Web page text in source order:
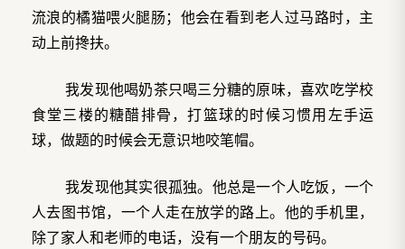
流浪的橘猫喂火腿肠；他会在看到老人过马路时，主
动上前搀扶。
我发现他喝奶茶只喝三分糖的原味，喜欢吃学校
食堂三楼的糖醋排骨，打篮球的时候习惯用左手运
球，做题的时候会无意识地咬笔帽。
我发现他其实很孤独。他总是一个人吃饭，一个
人去图书馆，一个人走在放学的路上。他的手机里，
除了家人和老师的电话，没有一个朋友的号码。